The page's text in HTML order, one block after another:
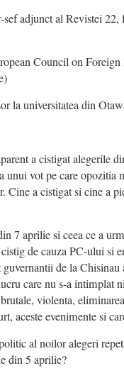
adjunct al Revistei
Council on Foreign
la universitatea din
a cistigat alegerile
unui vot pe care opozitia
Cine a cistigat si cine a
7 aprilie si ceea ce a
de cauza PC-ului si
de la Chisinau
care nu s-a intimplat
violenta,
aceste evenimente si
al noilor alegeri
din 5 aprilie?